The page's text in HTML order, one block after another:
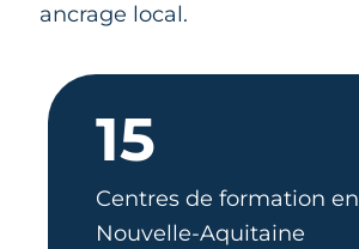
ancrage local.
15
Centres de formation en
Nouvelle-Aquitaine